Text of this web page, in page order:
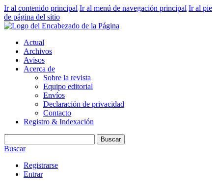
Ir al contenido principal Ir al menú de navegación principal Ir al pie
de página del sitio
Actual
Archivos
Avisos
Acerca de
Sobre la revista
Equipo editorial
Envíos
Declaración de privacidad
Contacto
Registro & Indexación
Buscar
Buscar
Registrarse
Entrar